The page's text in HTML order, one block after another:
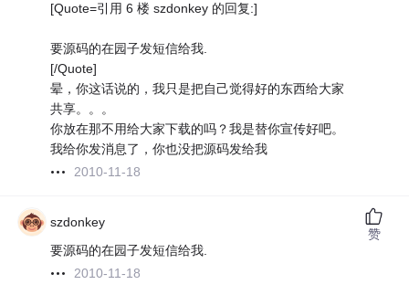
[Quote=引用 6 楼 szdonkey 的回复:]
要源码的在园子发短信给我.
[/Quote]
晕，你这话说的，我只是把自己觉得好的东西给大家
共享。。。
你放在那不用给大家下载的吗？我是替你宣传好吧。
我给你发消息了，你也没把源码发给我
2010-11-18
szdonkey
要源码的在园子发短信给我.
2010-11-18
赞